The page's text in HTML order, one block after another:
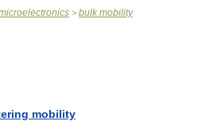
> bulk mobility
mobility